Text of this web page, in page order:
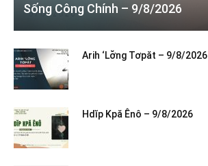
Sống Công Chính – 9/8/2026
Arih ‘Lơ̆ng Tơpăt – 9/8/2026
Hdĭp Kpă Ênô – 9/8/2026